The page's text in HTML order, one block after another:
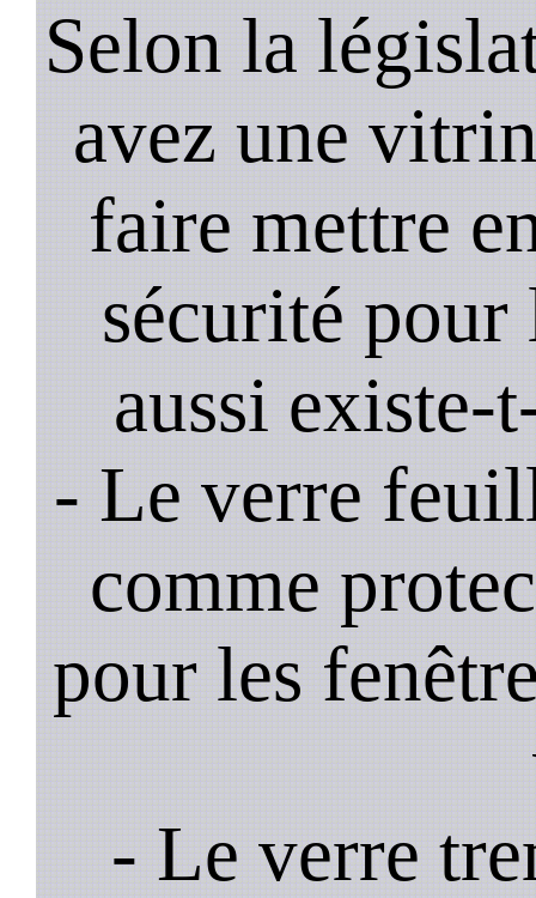
Selon la
avez une
faire mettre
sécurité pour
aussi
- Le verre
comme
pour les
- Le verre